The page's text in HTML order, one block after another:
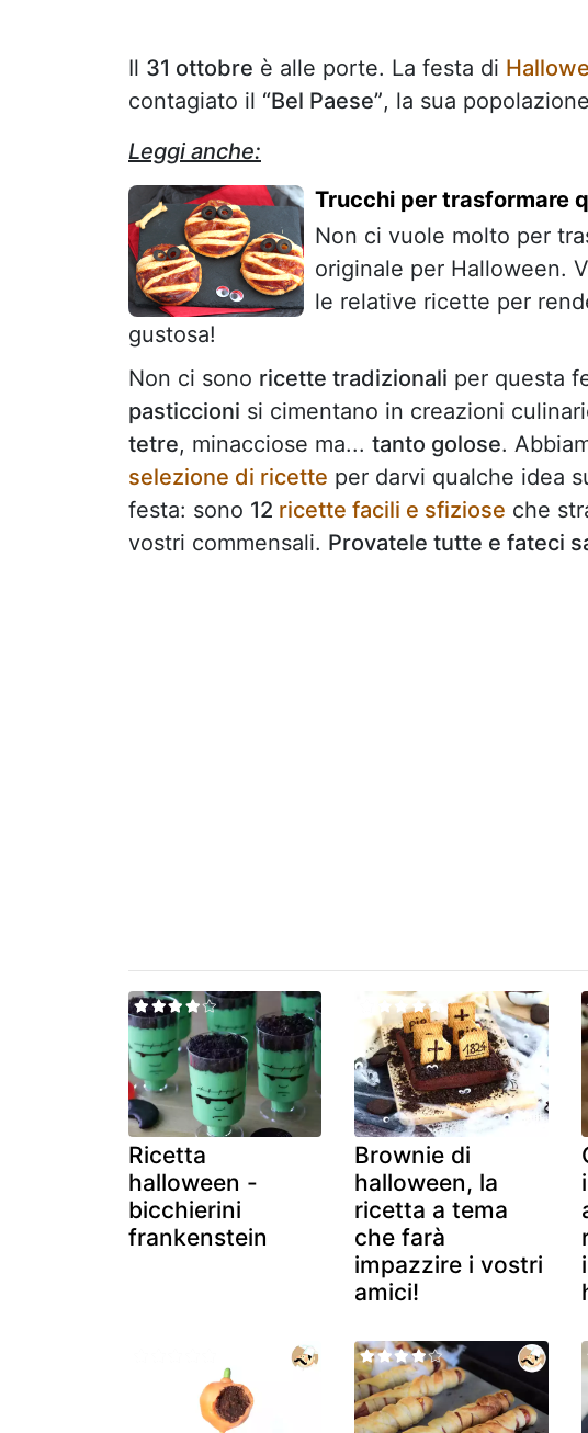
Il 31 ottobre è alle porte. La festa di
contagiato il “Bel Paese”, la sua
Leggi anche:
Trucchi per trasformare
Non ci vuole molto per
originale per Halloween.
le relative ricette per
gustosa!
Non ci sono ricette tradizionali per questa
pasticcioni si cimentano in creazioni
tetre, minacciose ma... tanto golose.
selezione di ricette per darvi qualche idea
festa: sono 12 ricette facili e sfiziose che
vostri commensali. Provatele tutte e fateci
Ricetta
halloween -
bicchierini
frankenstein
Brownie di
halloween, la
ricetta a tema
che farà
impazzire i vostri
amici!